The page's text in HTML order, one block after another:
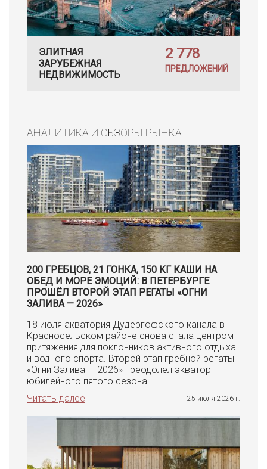
ЭЛИТНАЯ
ЗАРУБЕЖНАЯ
НЕДВИЖИМОСТЬ
2 778
ПРЕДЛОЖЕНИЙ
АНАЛИТИКА И ОБЗОРЫ РЫНКА
200 ГРЕБЦОВ, 21 ГОНКА, 150 КГ КАШИ НА
ОБЕД И МОРЕ ЭМОЦИЙ: В ПЕТЕРБУРГЕ
ПРОШЁЛ ВТОРОЙ ЭТАП РЕГАТЫ «ОГНИ
ЗАЛИВА — 2026»
18 июля акватория Дудергофского канала в
Красносельском районе снова стала центром
притяжения для поклонников активного отдыха
и водного спорта. Второй этап гребной регаты
«Огни Залива — 2026» преодолел экватор
юбилейного пятого сезона.
Читать далее
25 июля 2026 г.